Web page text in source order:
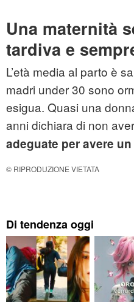
Una maternità
tardiva e
L’età media al parto è
madri under 30 sono
esigua. Quasi una
anni dichiara di non
adeguate per avere
© RIPRODUZIONE VIETATA
Di tendenza oggi